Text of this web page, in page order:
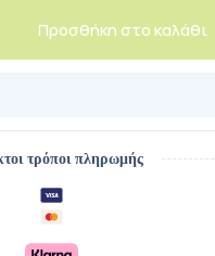
Προσθήκη στο καλάθι
τρόποι πληρωμής